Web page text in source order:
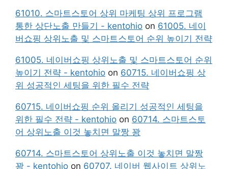
61010. 스마트스토어 상위 마케팅 상위 프로그램
통한 상단노출 만들기 - kentohio on 61005. 네이
버쇼핑 상위노출 및 스마트스토어 순위 높이기 전략
61005. 네이버쇼핑 상위노출 및 스마트스토어 순위
높이기 전략 - kentohio on 60715. 네이버쇼핑 상
위 성공적인 세팅을 위한 필수 전략
60715. 네이버쇼핑 순위 올리기 성공적인 세팅을
위한 필수 전략 - kentohio on 60714. 스마트스토
어 상위노출 이것 놓치면 말짱 꽝
60714. 스마트스토어 상위노출 이것 놓치면 말짱
꽝 - kentohio on 60707. 네이버 웹사이트 상위노